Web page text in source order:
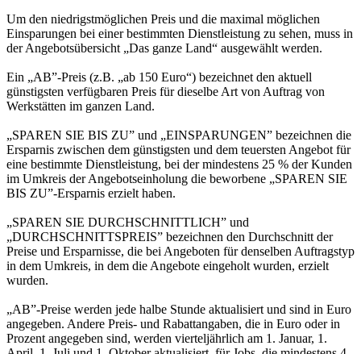
Um den niedrigstmöglichen Preis und die maximal möglichen
Einsparungen bei einer bestimmten Dienstleistung zu sehen, muss in
der Angebotsübersicht „Das ganze Land“ ausgewählt werden.
Ein „AB”-Preis (z.B. „ab 150 Euro“) bezeichnet den aktuell
günstigsten verfügbaren Preis für dieselbe Art von Auftrag von
Werkstätten im ganzen Land.
„SPAREN SIE BIS ZU” und „EINSPARUNGEN” bezeichnen die
Ersparnis zwischen dem günstigsten und dem teuersten Angebot für
eine bestimmte Dienstleistung, bei der mindestens 25 % der Kunden
im Umkreis der Angebotseinholung die beworbene „SPAREN SIE
BIS ZU”-Ersparnis erzielt haben.
„SPAREN SIE DURCHSCHNITTLICH” und
„DURCHSCHNITTSPREIS” bezeichnen den Durchschnitt der
Preise und Ersparnisse, die bei Angeboten für denselben Auftragstyp
in dem Umkreis, in dem die Angebote eingeholt wurden, erzielt
wurden.
„AB”-Preise werden jede halbe Stunde aktualisiert und sind in Euro
angegeben. Andere Preis- und Rabattangaben, die in Euro oder in
Prozent angegeben sind, werden vierteljährlich am 1. Januar, 1.